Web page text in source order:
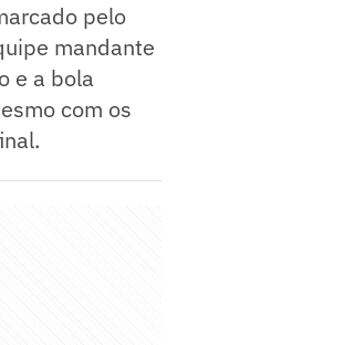
pelo
mandante
e a bola
com os